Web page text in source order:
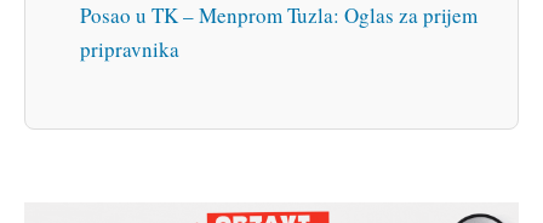
Posao u TK – Menprom Tuzla: Oglas za prijem
pripravnika